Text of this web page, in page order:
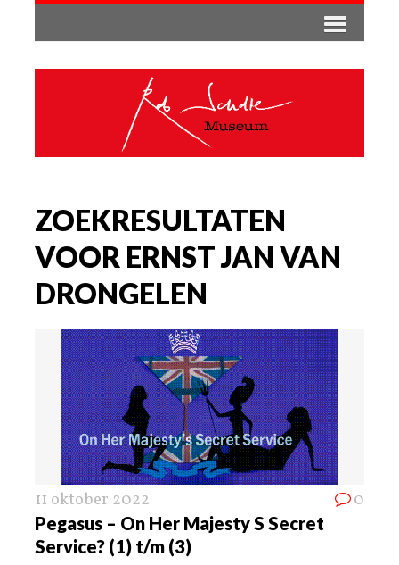
ZOEKRESULTATEN
VOOR ERNST JAN VAN
DRONGELEN
11 oktober 2022 0
Pegasus – On Her Majesty S Secret
Service? (1) t/m (3)